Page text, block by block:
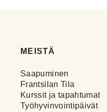
MEISTÄ
Saapuminen
Frantsilan Tila
Kurssit ja tapahtumat
Työhyvinvointipäivät